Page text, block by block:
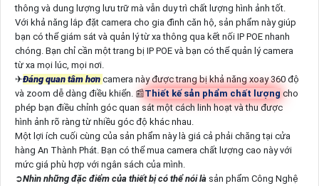
thông và dung lượng lưu trữ mà vẫn duy trì chất lượng hình ảnh tốt.
Với khả năng lắp đặt camera cho gia đình căn hộ, sản phẩm này giúp
bạn có thể giám sát và quản lý từ xa thông qua kết nối IP POE nhanh
chóng. Bạn chỉ cần một trang bị IP POE và bạn có thể quản lý camera
từ xa mọi lúc, mọi nơi.
✈Đáng quan tâm hơn camera này được trang bị khả năng xoay 360 độ
và zoom dễ dàng điều khiển. 📰Thiết kế sản phẩm chất lượng cho
phép bạn điều chỉnh góc quan sát một cách linh hoạt và thu được
hình ảnh rõ ràng từ nhiều góc độ khác nhau.
Một lợi ích cuối cùng của sản phẩm này là giá cả phải chăng tại cửa
hàng An Thành Phát. Bạn có thể mua camera chất lượng cao này với
mức giá phù hợp với ngân sách của mình.
➲Nhìn những đặc điểm của thiết bị có thể nói là sản phẩm Công Nghệ